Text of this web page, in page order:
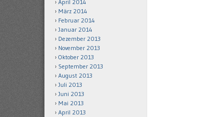
April 2014
März 2014
Februar 2014
Januar 2014
Dezember 2013
November 2013
Oktober 2013
September 2013
August 2013
Juli 2013
Juni 2013
Mai 2013
April 2013